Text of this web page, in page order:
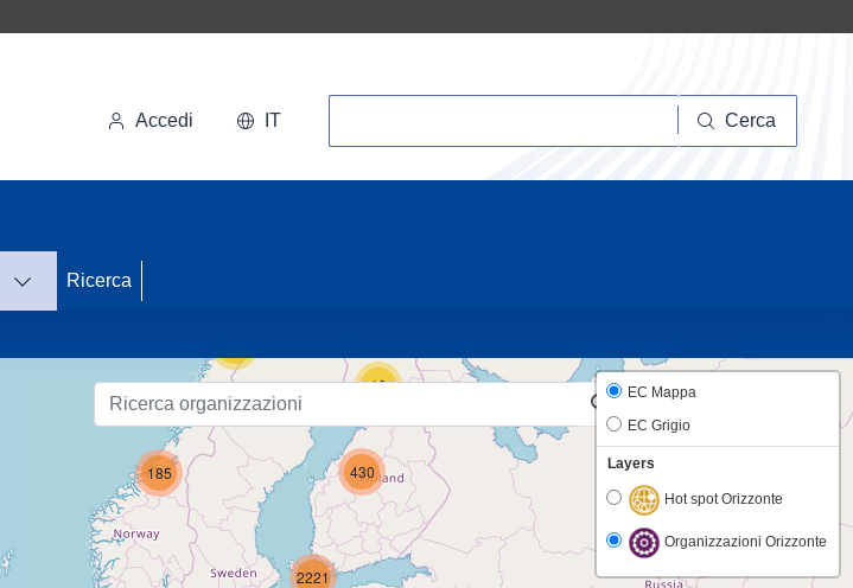
Accedi IT Cerca
Ricerca
185
18
430
2221
EC Mappa
EC Grigio
Layers
Hot spot Orizzonte
Organizzazioni Orizzonte